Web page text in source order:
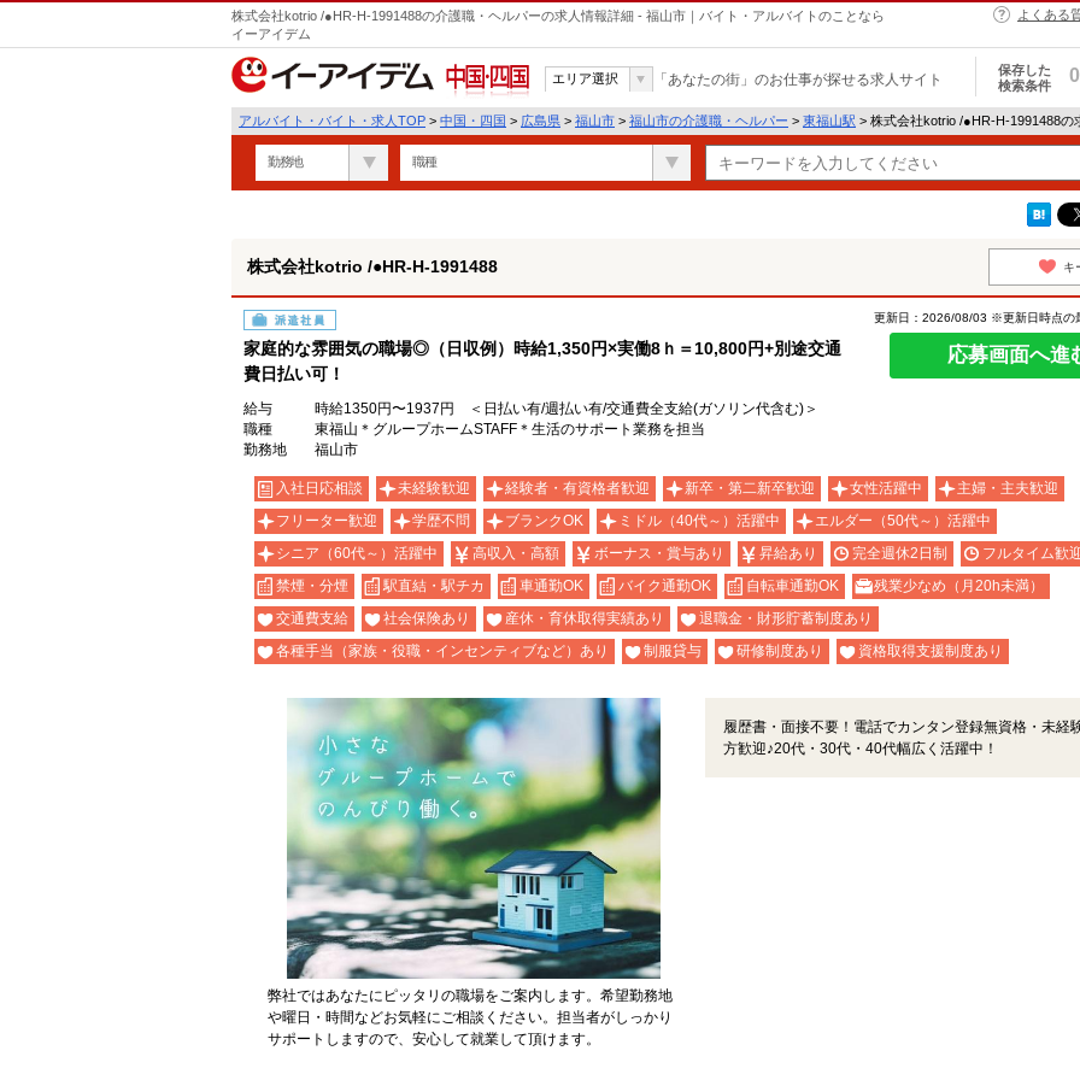
株式会社kotrio /●HR-H-1991488の介護職・ヘルパーの求人情報詳細 - 福山市｜バイト・アルバイトのことなら
イーアイデム
よくある
中国・四国
エリア選択 「あなたの街」のお仕事が探せる求人サイト
保存した
検索条件
0
アルバイト・バイト・求人TOP > 中国・四国 > 広島県 > 福山市 > 福山市の介護職・ヘルパー > 東福山駅 > 株式会社kotrio /●HR-H-1991488の
勤務地 職種
株式会社kotrio /●HR-H-1991488 キ
派遣社員
家庭的な雰囲気の職場◎（日収例）時給1,350円×実働8ｈ＝10,800円+別途交通
費日払い可！
更新日：2026/08/03 ※更新日時点の
応募画面へ進
給与
時給1350円〜1937円 ＜日払い有/週払い有/交通費全支給(ガソリン代含む)＞
職種
東福山＊グループホームSTAFF＊生活のサポート業務を担当
勤務地
福山市
入社日応相談 未経験歓迎 経験者・有資格者歓迎 新卒・第二新卒歓迎 女性活躍中
主婦・主夫歓迎
フリーター歓迎
学歴不問 ブランクOK ミドル（40代～）活躍中
エルダー（50代～）活躍中
シニア（60代～）活躍中
高収入・高額 ボーナス・賞与あり 昇給あり 完全週休2日制
フルタイム歓
禁煙・分煙
駅直結・駅チカ 車通勤OK バイク通勤OK 自転車通勤OK
残業少なめ（月20h未満）
交通費支給
社会保険あり 産休・育休取得実績あり
退職金・財形貯蓄制度あり
各種手当（家族・役職・インセンティブなど）あり
制服貸与 研修制度あり 資格取得支援制度あり
弊社ではあなたにピッタリの職場をご案内します。希望勤務地
や曜日・時間などお気軽にご相談ください。担当者がしっかり
サポートしますので、安心して就業して頂けます。
履歴書・面接不要！電話でカンタン登録無資格・未経
方歓迎♪20代・30代・40代幅広く活躍中！